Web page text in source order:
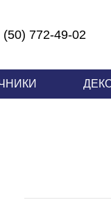
(50) 772-49-02